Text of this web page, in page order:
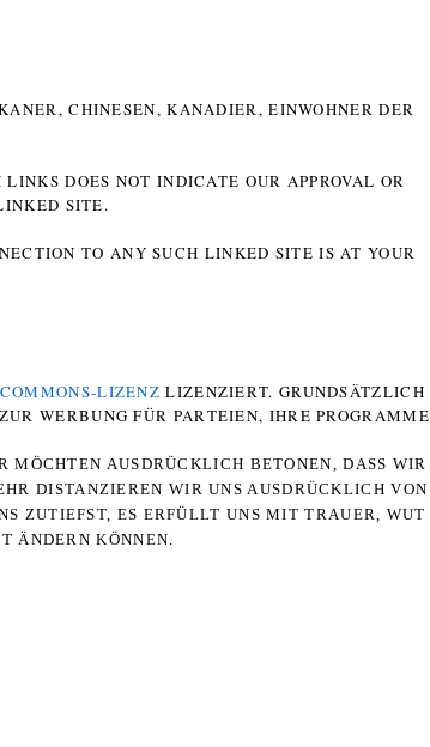
CHINESEN, KANADIER, EINWOHNER DER P
DOES NOT INDICATE OUR APPROVAL OR
SITE.
TO ANY SUCH LINKED SITE IS AT YOUR
LIZENZ LIZENZIERT. GRUNDSÄTZLICH
WERBUNG FÜR PARTEIEN, IHRE PROGRAMME
AUSDRÜCKLICH BETONEN, DASS WIR
DISTANZIEREN WIR UNS AUSDRÜCKLICH VON
ZUTIEFST, ES ERFÜLLT UNS MIT TRAUER, WUT
ÄNDERN KÖNNEN.